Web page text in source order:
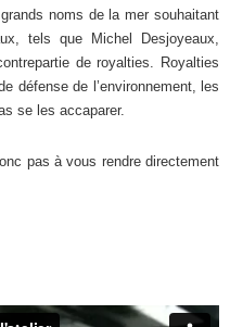
noms de la mer souhaitant
tels que Michel Desjoyeaux,
de royalties. Royalties
défense de l’environnement, les
se les accaparer.
pas à vous rendre directement